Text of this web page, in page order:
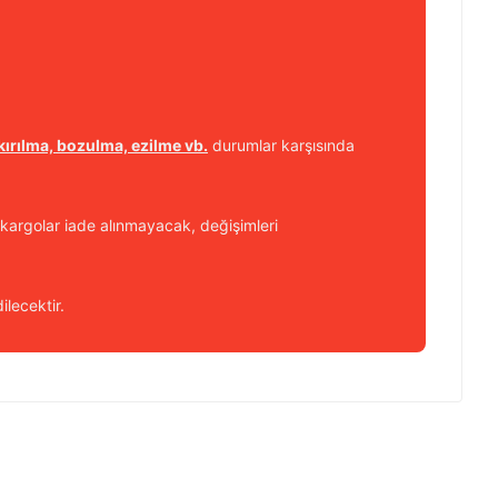
bozulma, ezilme vb. durumlar karşısında
iade alınmayacak, değişimleri